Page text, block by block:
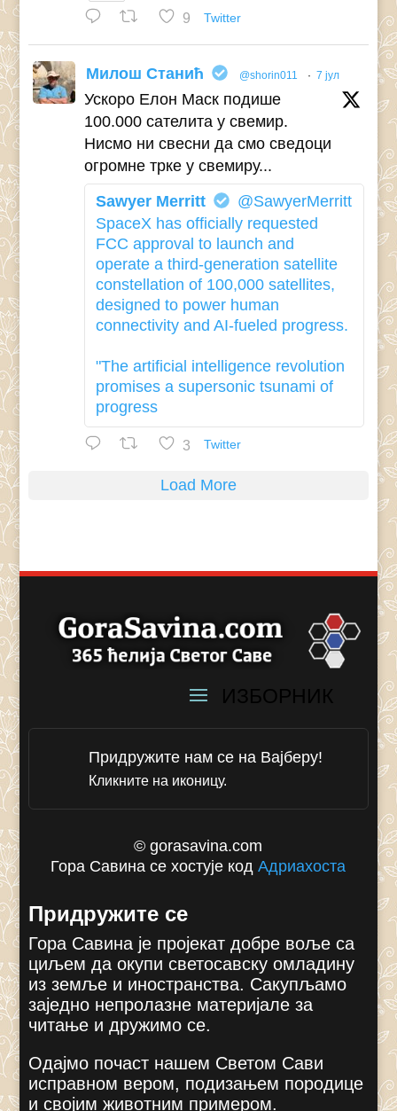
9 Twitter
Милош Станић @shorin011 · 7 јул
Ускоро Елон Маск подише
100.000 сателита у свемир.
Нисмо ни свесни да смо сведоци
огромне трке у свемиру...
Sawyer Merritt
@SawyerMerritt
SpaceX has officially requested
FCC approval to launch and
operate a third-generation satellite
constellation of 100,000 satellites,
designed to power human
connectivity and AI-fueled progress.
"The artificial intelligence revolution
promises a supersonic tsunami of
progress
3 Twitter
Load More
Придружите нам се на Вајберу!
Кликните на иконицу.
© gorasavina.com
Гора Савина се хостује кодАдриахоста
Придружите се
Гора Савина је пројекат добре воље са
циљем да окупи светосавску омладину
из земље и иностранства. Сакупљамо
заједно непролазне материјале за
читање и дружимо се.
Одајмо почаст нашем Светом Сави
исправном вером, подизањем породице
и својим животним примером.